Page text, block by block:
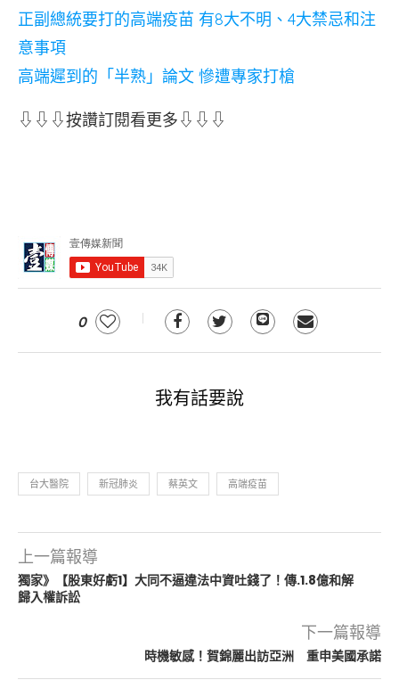
正副總統要打的高端疫苗 有8大不明、4大禁忌和注
意事項
高端遲到的「半熟」論文 慘遭專家打槍
⇩⇩⇩按讚訂閱看更多⇩⇩⇩
0
我有話要說
台大醫院 新冠肺炎 蔡英文 高端疫苗
上一篇報導
獨家》【股東好虧1】大同不逼違法中資吐錢了！傳.1.8億和解
歸入權訴訟
下一篇報導
時機敏感！賀錦麗出訪亞洲 重申美國承諾